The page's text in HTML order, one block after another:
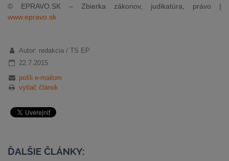
© EPRAVO.SK – Zbierka zákonov, judikatúra, právo |
www.epravo.sk
Autor: redakcia / TS EP
22.7.2015
pošli e-mailom
vytlač článok
ĎALŠIE ČLÁNKY: